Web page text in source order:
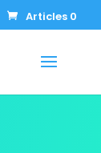
Articles 0